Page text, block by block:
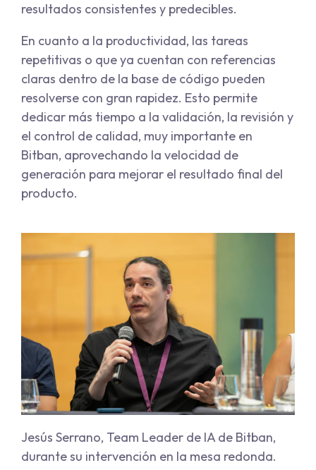
resultados consistentes y predecibles.
En cuanto a la productividad, las tareas
repetitivas o que ya cuentan con referencias
claras dentro de la base de código pueden
resolverse con gran rapidez. Esto permite
dedicar más tiempo a la validación, la revisión y
el control de calidad, muy importante en
Bitban, aprovechando la velocidad de
generación para mejorar el resultado final del
producto.
Jesús Serrano, Team Leader de IA de Bitban,
durante su intervención en la mesa redonda.